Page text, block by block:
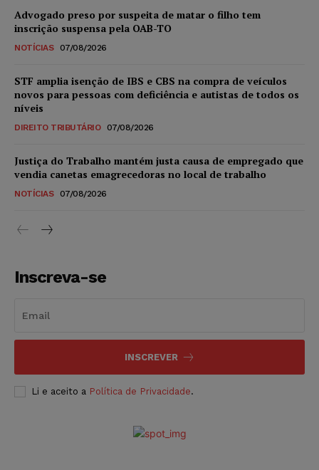
Advogado preso por suspeita de matar o filho tem
inscrição suspensa pela OAB-TO
NOTÍCIAS 07/08/2026
STF amplia isenção de IBS e CBS na compra de veículos
novos para pessoas com deficiência e autistas de todos os
níveis
DIREITO TRIBUTÁRIO 07/08/2026
Justiça do Trabalho mantém justa causa de empregado que
vendia canetas emagrecedoras no local de trabalho
NOTÍCIAS 07/08/2026
Inscreva-se
INSCREVER
Li e aceito a Política de Privacidade.